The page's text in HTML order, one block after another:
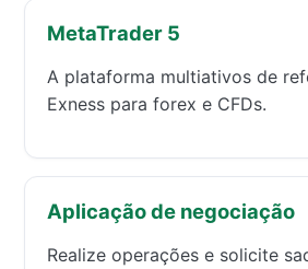
MetaTrader 5
A plataforma multiativos de
Exness para forex e CFDs.
Aplicação de negociação
Realize operações e solicite